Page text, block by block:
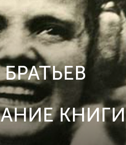
КНИГИ